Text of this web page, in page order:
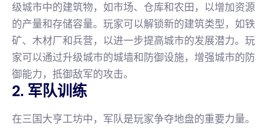
级城市中的建筑物，如市场、仓库和农田，以增加资源
的产量和存储容量。玩家可以解锁新的建筑类型，如铁
矿、木材厂和兵营，以进一步提高城市的发展潜力。玩
家可以通过升级城市的城墙和防御设施，增强城市的防
御能力，抵御敌军的攻击。
2. 军队训练
在三国大亨工坊中，军队是玩家争夺地盘的重要力量。